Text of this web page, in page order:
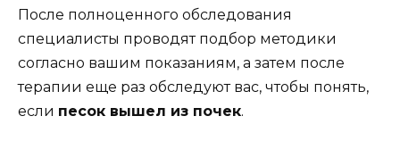
После полноценного обследования
специалисты проводят подбор методики
согласно вашим показаниям, а затем после
терапии еще раз обследуют вас, чтобы понять,
если песок вышел из почек.